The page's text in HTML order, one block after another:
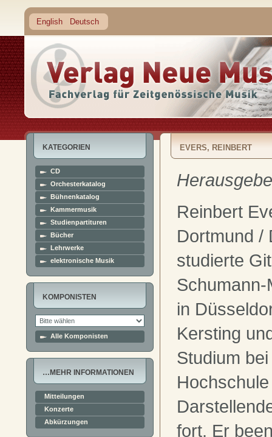
English Deutsch
KATEGORIEN
CD
Orchesterkatalog
Bühnenkatalog
Kammermusik
Studienpartituren
Bücher
Lehrwerke
elektronische Musik
KOMPONISTEN
Alle Komponisten
…MEHR INFORMATIONEN
Mitteilungen
Konzerte
Abkürzungen
EVERS, REINBERT
Reinbert
Dortmund /
studierte
in
Kersting
Studium
fort. Er